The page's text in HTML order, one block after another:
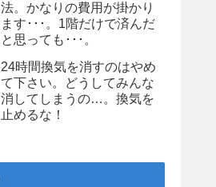
法。かなりの費用が掛かり
ます･･･。1階だけで済んだ
と思っても･･･。
24時間換気を消すのはやめ
て下さい。どうしてみんな
消してしまうの…。換気を
止めるな！